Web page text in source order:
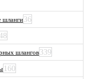
шланги36
шлангов339
160